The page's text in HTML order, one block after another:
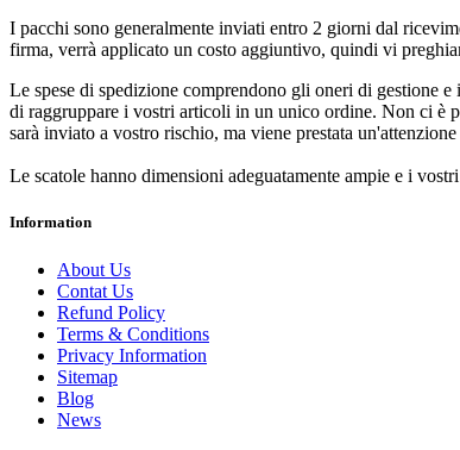
I pacchi sono generalmente inviati entro 2 giorni dal
firma, verrà applicato un costo aggiuntivo, quindi vi
Le spese di spedizione comprendono gli oneri di gestione
di raggruppare i vostri articoli in un unico ordine. Non ci è
sarà inviato a vostro rischio, ma viene prestata
Le scatole hanno dimensioni adeguatamente ampie e i
Information
About Us
Contat Us
Refund Policy
Terms & Conditions
Privacy Information
Sitemap
Blog
News